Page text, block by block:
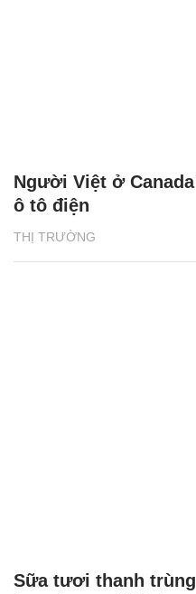
THỊ TRƯỜNG
Người Việt ở
ô tô điện
Sữa tươi thanh